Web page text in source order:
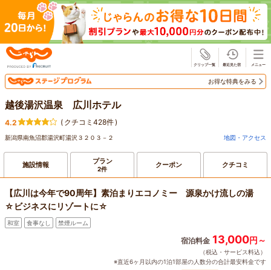
お得な特典をみる
越後湯沢温泉 広川ホテル
4.2 ( クチコミ428件)
新潟県南魚沼郡湯沢町湯沢３２０３－２ 地図・アクセス
施設情報 プラン
2件 クーポン クチコミ
【広川は今年で90周年】素泊まりエコノミー 源泉かけ流しの湯
☆ビジネスにリゾートに☆
和室 食事なし 禁煙ルーム
宿泊料金 13,000円～
（税込・サービス料込）
※直近6ヶ月以内の1泊1部屋の人数分の合計最安料金です